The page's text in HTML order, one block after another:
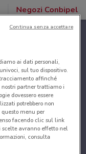
Negozi Conbipel
ai dati personali,
sul tuo dispositivo.
affinché
partner trattiamo i
dovessero essere
potrebbero non
menu per
facendo clic sul link
avranno effetto nel
consulta
Continua senza accettare